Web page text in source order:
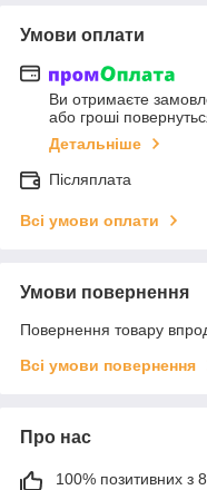
Умови оплати
Ви отримаєте
або гроші
Детальніше
Післяплата
Всі умови оплати
Умови повернення
Повернення товару
Всі умови повернення
Про нас
100% позитивних з